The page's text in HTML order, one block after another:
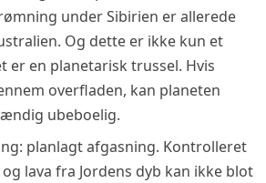
under Sibirien er allerede
Og dette er ikke kun et
er en planetarisk trussel. Hvis
overfladen, kan planeten
ubeboelig.
planlagt afgasning. Kontrolleret
lava fra Jordens dyb kan ikke blot